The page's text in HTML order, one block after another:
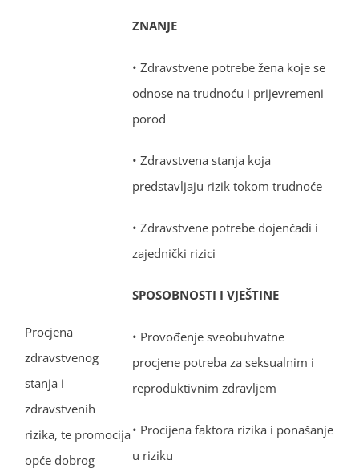
Procjena
zdravstvenog
stanja i
zdravstvenih
rizika, te promocija
opće dobrog
ZNANJE
• Zdravstvene potrebe žena koje se
odnose na trudnoću i prijevremeni
porod
• Zdravstvena stanja koja
predstavljaju rizik tokom trudnoće
• Zdravstvene potrebe dojenčadi i
zajednički rizici
SPOSOBNOSTI I VJEŠTINE
• Provođenje sveobuhvatne
procjene potreba za seksualnim i
reproduktivnim zdravljem
• Procijena faktora rizika i ponašanje
u riziku